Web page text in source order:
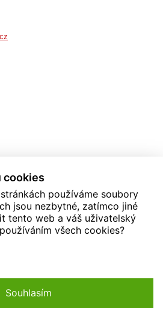
cookies
používáme soubory
jsou nezbytné, zatímco jiné
tento web a váš uživatelský
všech cookies?
Souhlasím